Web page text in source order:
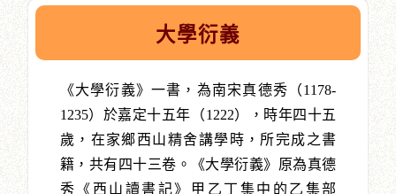
大學衍義
《大學衍義》一書，為南宋真德秀（1178-
1235）於嘉定十五年（1222），時年四十五
歲，在家鄉西山精舍講學時，所完成之書
籍，共有四十三卷。《大學衍義》原為真德
秀《西山讀書記》甲乙丁集中的乙集部